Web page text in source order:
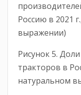
Россию в 2021
выражении)
Рисунок 5.
тракторов в
натуральном